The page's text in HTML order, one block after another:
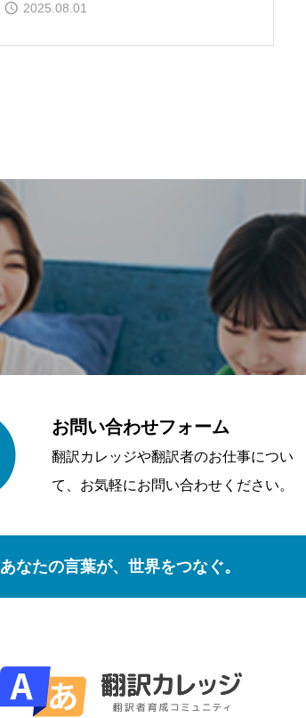
2025.08.01
お問い合わせフォーム
翻訳カレッジや翻訳者のお仕事につい
て、お気軽にお問い合わせください。
あなたの言葉が、世界をつなぐ。